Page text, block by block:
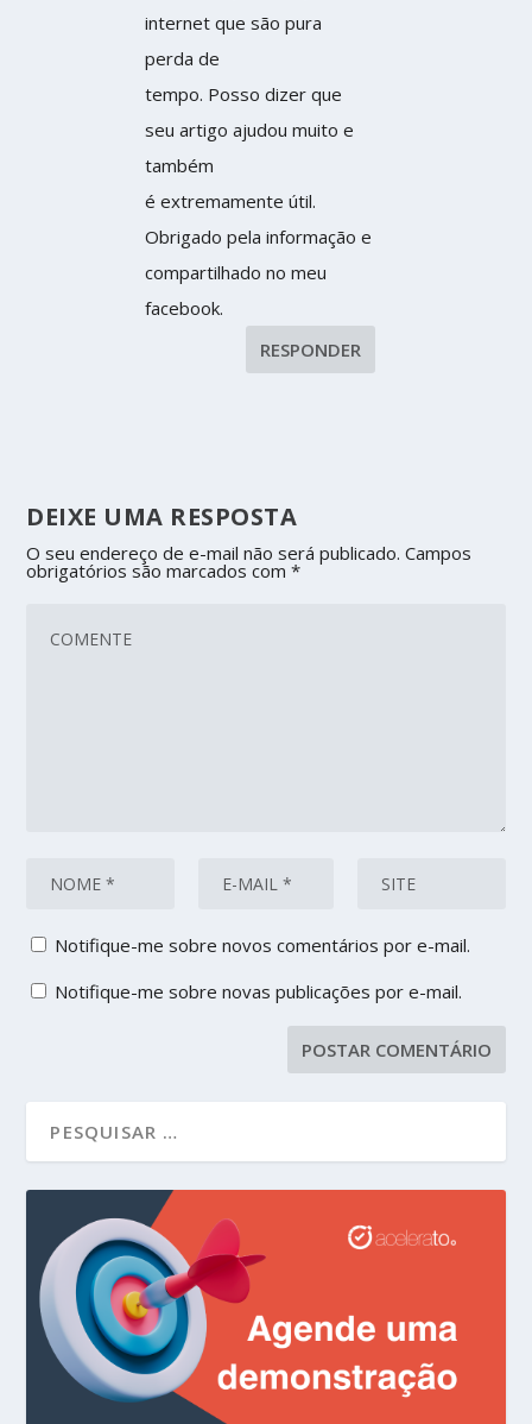
internet que são pura
perda de
tempo. Posso dizer que
seu artigo ajudou muito e
também
é extremamente útil.
Obrigado pela informação e
compartilhado no meu
facebook.
RESPONDER
DEIXE UMA RESPOSTA
O seu endereço de e-mail não será publicado. Campos
obrigatórios são marcados com*
Notifique-me sobre novos comentários por e-mail.
Notifique-me sobre novas publicações por e-mail.